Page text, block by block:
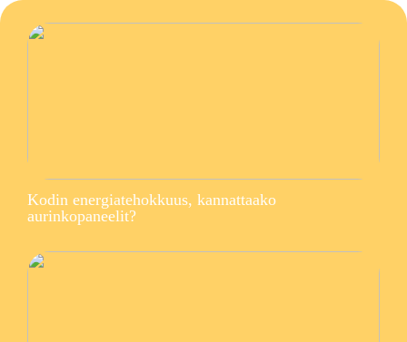
Kodin energiatehokkuus, kannattaako
aurinkopaneelit?